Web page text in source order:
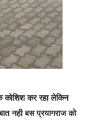
कोशिश कर रहा लेकिन
नही बस प्रयागराज को